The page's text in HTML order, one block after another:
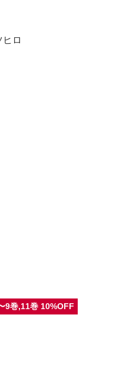
ロ
9巻,11巻 10%OFF